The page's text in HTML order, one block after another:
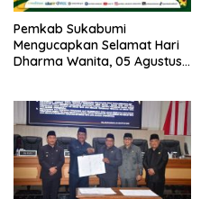
Pemkab Sukabumi
Mengucapkan Selamat Hari
Dharma Wanita, 05 Agustus